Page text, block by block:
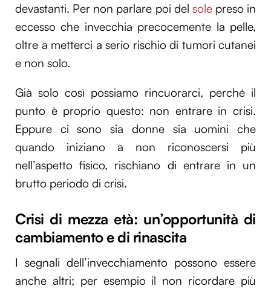
devastanti. Per non parlare poi del sole preso in
eccesso che invecchia precocemente la pelle,
oltre a metterci a serio rischio di tumori cutanei
e non solo.
Già solo così possiamo rincuorarci, perché il
punto è proprio questo: non entrare in crisi.
Eppure ci sono sia donne sia uomini che
quando iniziano a non riconoscersi più
nell’aspetto fisico, rischiano di entrare in un
brutto periodo di crisi.
Crisi di mezza età: un’opportunità di
cambiamento e di rinascita
I segnali dell’invecchiamento possono essere
anche altri; per esempio il non ricordare più